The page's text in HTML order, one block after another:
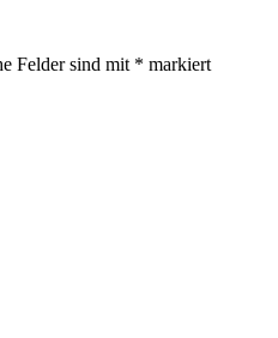
Felder sind mit * markiert